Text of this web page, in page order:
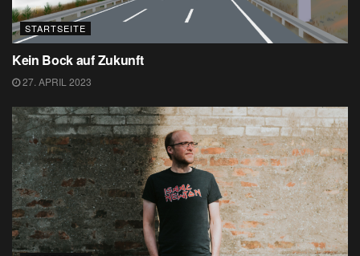
STARTSEITE
Kein Bock auf Zukunft
27. APRIL 2023